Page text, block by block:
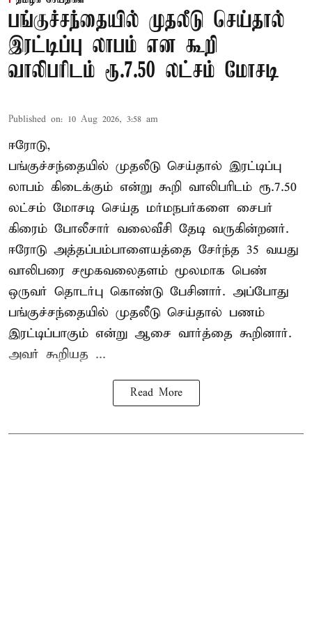
பங்குச்சந்தையில் முதலீடு செய்தால்
இரட்டிப்பு லாபம் என கூறி
வாலிபரிடம் ரூ.7.50 லட்சம் மோசடி
Published on: 10 Aug 2026, 3:58 am
ஈரோடு,
பங்குச்சந்தையில் முதலீடு செய்தால் இரட்டிப்பு
லாபம் கிடைக்கும் என்று கூறி வாலிபரிடம் ரூ.7.50
லட்சம் மோசடி செய்த மர்மநபர்களை சைபர்
கிரைம் போலீசார் வலைவீசி தேடி வருகின்றனர்.
ஈரோடு அத்தப்பம்பாளையத்தை சேர்ந்த 35 வயது
வாலிபரை சமூகவலைதளம் மூலமாக பெண்
ஒருவர் தொடர்பு கொண்டு பேசினார். அப்போது
பங்குச்சந்தையில் முதலீடு செய்தால் பணம்
இரட்டிப்பாகும் என்று ஆசை வார்த்தை கூறினார்.
அவர் கூறியத ...
Read More